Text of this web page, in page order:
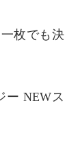
枚でも決
NEWス